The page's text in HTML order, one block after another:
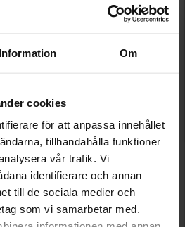
Information Om
cookies
för att anpassa innehållet
tillhandahålla funktioner
vår trafik. Vi
identifierare och annan
till de sociala medier och
som vi samarbetar med.
onlineköp.